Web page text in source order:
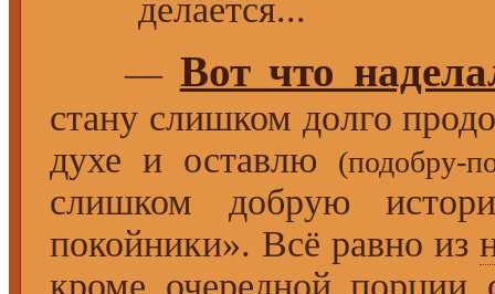
делается...
— Вот что
стану слишком долго
духе и оставлю
(подобру-
слишком добрую
покойники». Всё равно из